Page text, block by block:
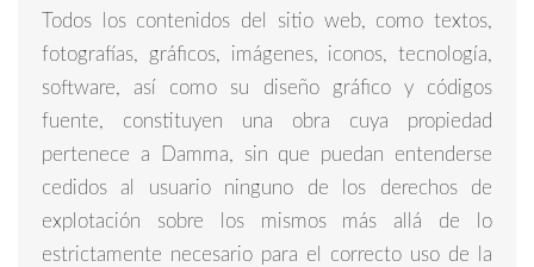
Todos los contenidos del sitio web, como textos,
fotografías, gráficos, imágenes, iconos, tecnología,
software, así como su diseño gráfico y códigos
fuente, constituyen una obra cuya propiedad
pertenece a Damma, sin que puedan entenderse
cedidos al usuario ninguno de los derechos de
explotación sobre los mismos más allá de lo
estrictamente necesario para el correcto uso de la